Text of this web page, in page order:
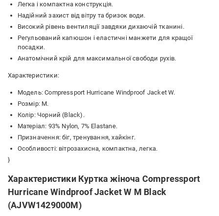
Легка і компактна конструкція.
Надійний захист від вітру та бризок води.
Високий рівень вентиляції завдяки дихаючій тканині.
Регульований капюшон і еластичні манжети для кращої
посадки.
Анатомічний крій для максимальної свободи рухів.
Характеристики:
Модель: Compressport Hurricane Windproof Jacket W.
Розмір: M.
Колір: Чорний (Black).
Матеріал: 93% Nylon, 7% Elastane.
Призначення: біг, тренування, хайкінг.
Особливості: вітрозахисна, компактна, легка.
}
Характеристики Куртка жіноча Compressport
Hurricane Windproof Jacket W M Black
(AJVW1429000M)